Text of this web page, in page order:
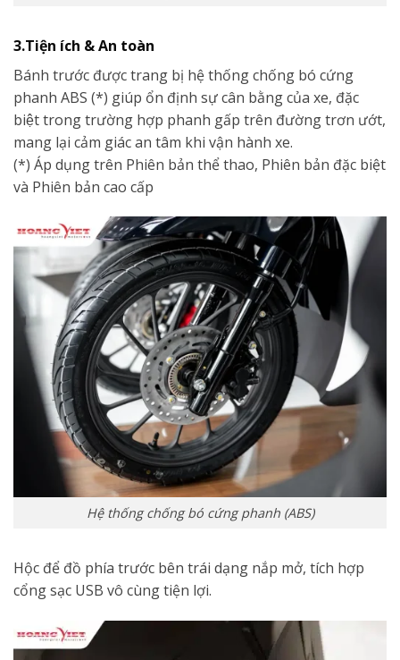
3.Tiện ích & An toàn
Bánh trước được trang bị hệ thống chống bó cứng
phanh ABS (*) giúp ổn định sự cân bằng của xe, đặc
biệt trong trường hợp phanh gấp trên đường trơn ướt,
mang lại cảm giác an tâm khi vận hành xe.
(*) Áp dụng trên Phiên bản thể thao, Phiên bản đặc biệt
và Phiên bản cao cấp
Hệ thống chống bó cứng phanh (ABS)
Hộc để đồ phía trước bên trái dạng nắp mở, tích hợp
cổng sạc USB vô cùng tiện lợi.